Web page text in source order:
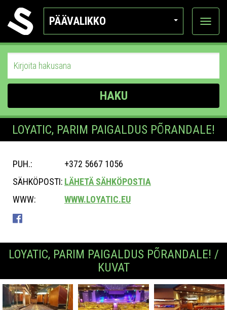
PÄÄVALIKKO
Näytä
HAKU
LOYATIC, PARIM PAIGALDUS PÕRANDALE!
PUH.:
+372 5667 1056
SÄHKÖPOSTI: LÄHETÄ SÄHKÖPOSTIA
WWW:
WWW.LOYATIC.EU
LOYATIC, PARIM PAIGALDUS PÕRANDALE! /
KUVAT